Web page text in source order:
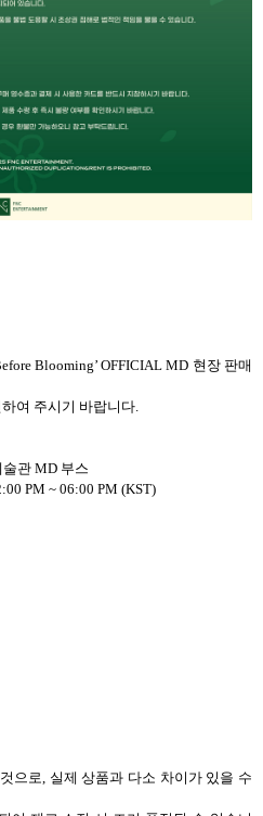
Blooming’ OFFICIAL MD 현장 판매
여 주시기 바랍니다.
술관 MD 부스
PM ~ 06:00 PM (KST)
으로, 실제 상품과 다소 차이가 있을 수